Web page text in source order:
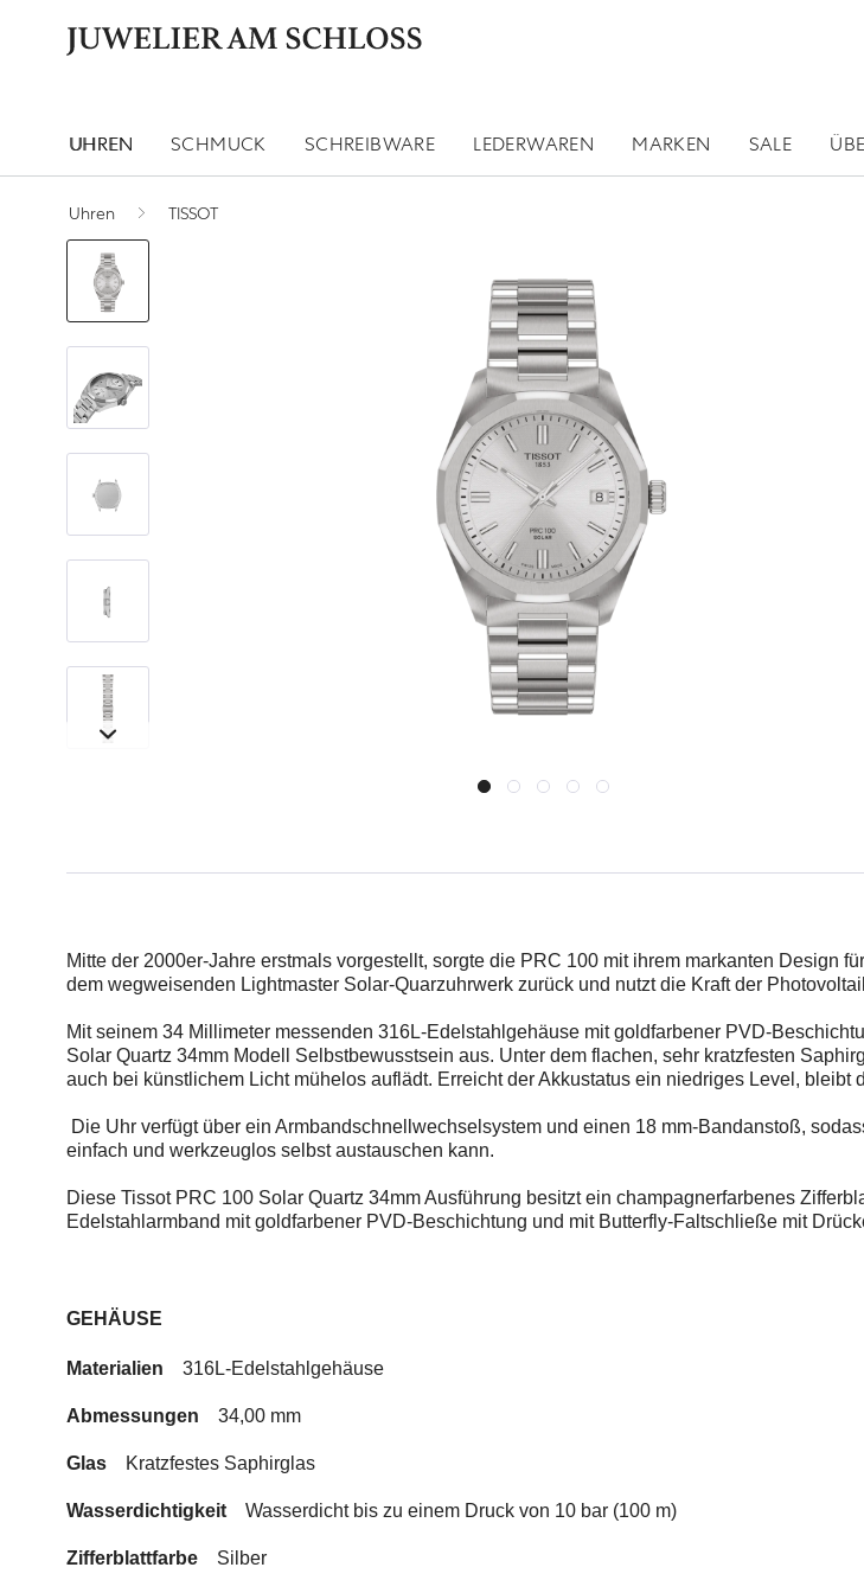
UHREN SCHMUCK SCHREIBWARE LEDERWAREN MARKEN SALE
Uhren TISSOT
Mitte der 2000er-Jahre erstmals vorgestellt, sorgte die PRC 100 mit ihrem markanten Design
dem wegweisenden Lightmaster Solar-Quarzuhrwerk zurück und nutzt die Kraft der
Mit seinem 34 Millimeter messenden 316L-Edelstahlgehäuse mit goldfarbener PVD-
Solar Quartz 34mm Modell Selbstbewusstsein aus. Unter dem flachen, sehr kratzfesten
auch bei künstlichem Licht mühelos auflädt. Erreicht der Akkustatus ein niedriges Level,
Die Uhr verfügt über ein Armbandschnellwechselsystem und einen 18 mm-Bandanstoß,
einfach und werkzeuglos selbst austauschen kann.
Diese Tissot PRC 100 Solar Quartz 34mm Ausführung besitzt ein champagnerfarbenes
Edelstahlarmband mit goldfarbener PVD-Beschichtung und mit Butterfly-Faltschließe mit
GEHÄUSE
Materialien 316L-Edelstahlgehäuse
Abmessungen 34,00 mm
Glas Kratzfestes Saphirglas
Wasserdichtigkeit Wasserdicht bis zu einem Druck von 10 bar (100 m)
Zifferblattfarbe Silber